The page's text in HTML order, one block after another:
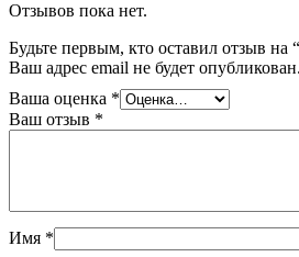
Отзывов пока нет.
Будьте первым, кто оставил отзыв
Ваш адрес email не будет опубликован.
Ваша оценка *
Ваш отзыв *
Имя *